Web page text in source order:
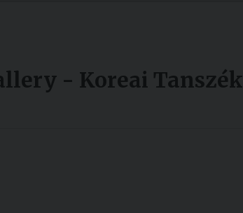
- Koreai Tanszék